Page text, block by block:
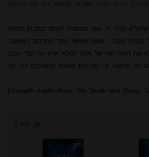
שליט"א הורה לי, שמי שמסוגל לעמוד במבחן ולמלא
טובה – עושה מעשה חסד ממדרגה ראשונה,
את העול הזה על מנת למלא אותו על הצד הטוב
לא תיעשה ע"י שליחים שאינם מתאימים לה. ועי'
Elisabeth kubler-Ross, On Death and Dying,